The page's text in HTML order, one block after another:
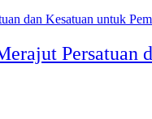
Persatuan